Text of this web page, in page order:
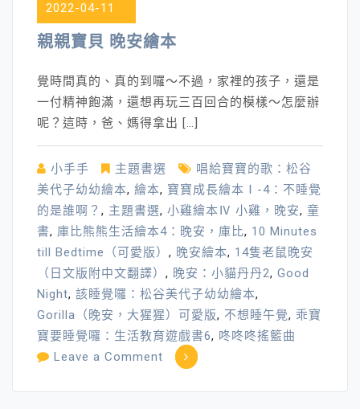
2022-04-11
親親寶貝 晚安繪本
覺時間真的、真的到囉～不過，家裡的孩子，還是
一付精神飽滿，還想再玩三百回合的模樣～怎麼辦
呢？這時，爸、媽得拿出 […]
小手手 主題書選
唱給寶寶的歌：松谷
美代子幼幼繪本, 繪本, 寶寶成長繪本Ⅰ-4：不睡覺
的是誰啊？ , 主題書選, 小雞繪本Ⅳ 小雞，晚安, 童
書, 庫比熊熊生活繪本4：晚安，庫比, 10 Minutes
till Bedtime（可愛版） , 晚安繪本, 14隻老鼠晚安
（日文版附中文翻譯） , 晚安：小貓丹丹2, Good
Night, 該睡覺囉：松谷美代子幼幼繪本,
Gorilla（晚安，大猩猩）可愛版, 不想睡午覺, 乖寶
寶要睡覺囉：生活教育遊戲書6, 咚咚咚搖籃曲
Leave a Comment on